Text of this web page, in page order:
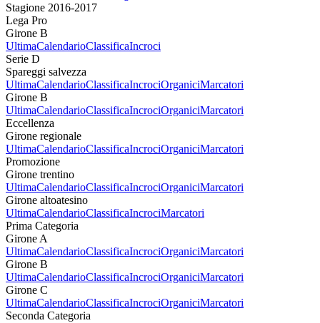
Stagione 2016-2017
Lega Pro
Girone B
UltimaCalendarioClassificaIncroci
Serie D
Spareggi salvezza
UltimaCalendarioClassificaIncrociOrganiciMarcatori
Girone B
UltimaCalendarioClassificaIncrociOrganiciMarcatori
Eccellenza
Girone regionale
UltimaCalendarioClassificaIncrociOrganiciMarcatori
Promozione
Girone trentino
UltimaCalendarioClassificaIncrociOrganiciMarcatori
Girone altoatesino
UltimaCalendarioClassificaIncrociMarcatori
Prima Categoria
Girone A
UltimaCalendarioClassificaIncrociOrganiciMarcatori
Girone B
UltimaCalendarioClassificaIncrociOrganiciMarcatori
Girone C
UltimaCalendarioClassificaIncrociOrganiciMarcatori
Seconda Categoria